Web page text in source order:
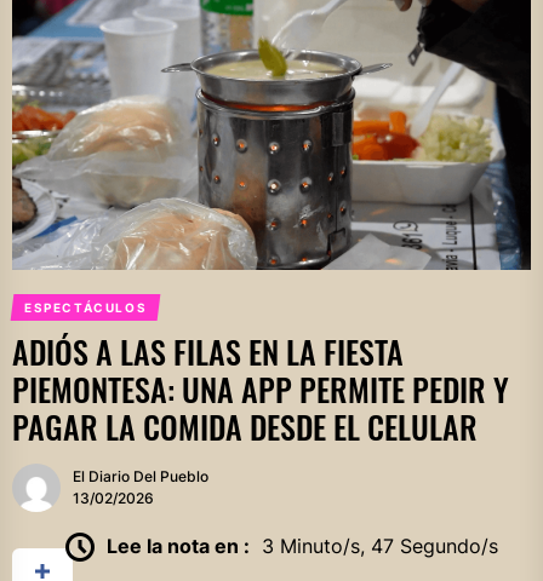
ESPECTÁCULOS
ADIÓS A LAS FILAS EN LA FIESTA
PIEMONTESA: UNA APP PERMITE PEDIR Y
PAGAR LA COMIDA DESDE EL CELULAR
El Diario Del Pueblo
13/02/2026
Lee la nota en : 3 Minuto/s, 47 Segundo/s